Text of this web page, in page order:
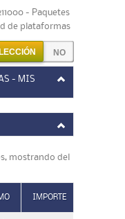
- Paquetes
de plataformas
- MIS
mostrando del
IMPORTE